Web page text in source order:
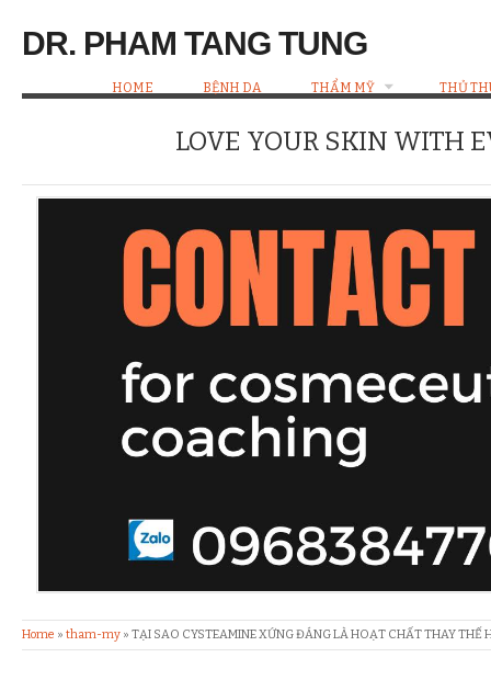
DR. PHAM TANG TUNG
HOME BỆNH DA THẨM MỸ THỦ
LOVE YOUR SKIN WITH
Home » tham-my » TẠI SAO CYSTEAMINE XỨNG ĐÁNG LÀ HOẠT CHẤT THAY THẾ